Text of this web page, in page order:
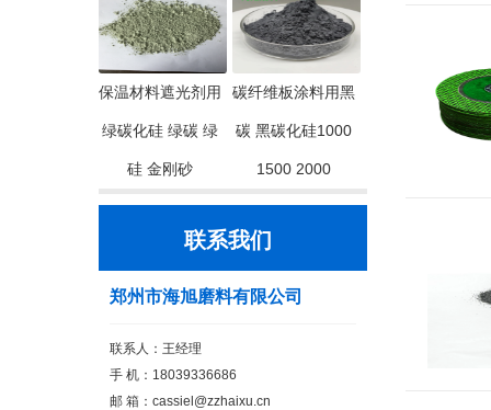
保温材料遮光剂用
绿碳化硅 绿碳 绿
硅 金刚砂
碳纤维板涂料用黑
碳 黑碳化硅1000
1500 2000
联系我们
郑州市海旭磨料有限公司
联系人：王经理
手 机：18039336686
邮 箱：cassiel@zzhaixu.cn